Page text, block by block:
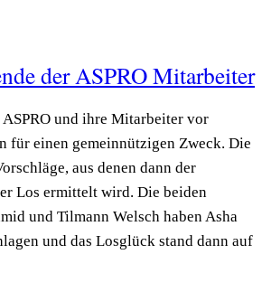
der ASPRO Mitarbeiter
und ihre Mitarbeiter vor
für einen gemeinnützigen Zweck. Die
aus denen dann der
Los ermittelt wird. Die beiden
und Tilmann Welsch haben Asha
und das Losglück stand dann auf